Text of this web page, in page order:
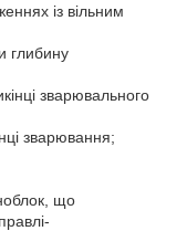
із вільним
глибину
зварювального
зварювання;
що